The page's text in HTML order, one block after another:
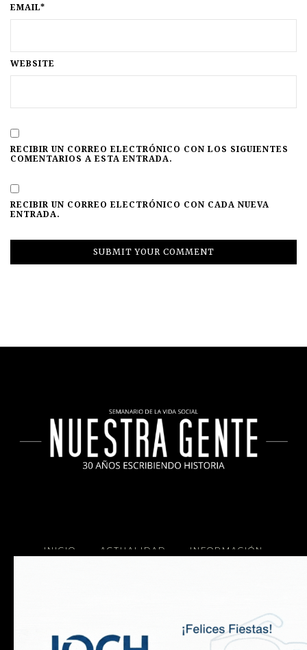
EMAIL*
WEBSITE
RECIBIR UN CORREO ELECTRÓNICO CON LOS SIGUIENTES
COMENTARIOS A ESTA ENTRADA.
RECIBIR UN CORREO ELECTRÓNICO CON CADA NUEVA
ENTRADA.
INICIO ACTUALIDAD INFORMACIÓN